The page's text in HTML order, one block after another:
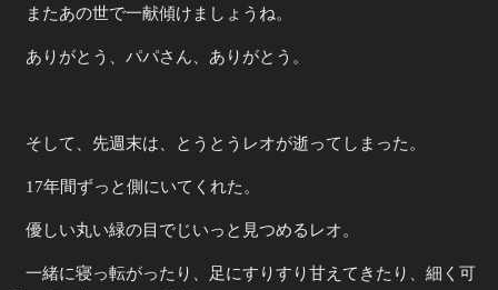
またあの世で一献傾けましょうね。
ありがとう、パパさん、ありがとう。
そして、先週末は、とうとうレオが逝ってしまった。
17年間ずっと側にいてくれた。
優しい丸い緑の目でじいっと見つめるレオ。
一緒に寝っ転がったり、足にすりすり甘えてきたり、細く可